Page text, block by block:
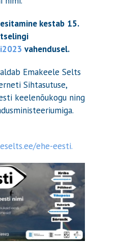
kestab 15.
vahendusel.
Emakeele Selts
Sihtasutuse,
keelenõukogu ning
ehe-eesti.